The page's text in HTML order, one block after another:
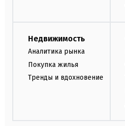
Недвижимость
Аналитика рынка
Покупка жилья
Тренды и вдохновение